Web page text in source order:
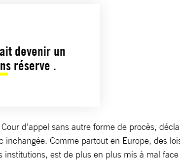
devenir un
réserve .
d’appel sans autre forme de procès,
Comme partout en Europe, des
est de plus en plus mis à mal face